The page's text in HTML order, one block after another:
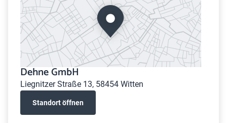
Dehne GmbH
Liegnitzer Straße 13, 58454 Witten
Standort öffnen